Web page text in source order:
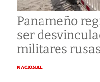
Panameño
ser
militares rusas
NACIONAL